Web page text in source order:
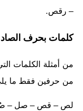
– رقص.
كلمات بحرف
من أمثلة الكلمات
من حرفين فقط ما
لص – قص – صل –